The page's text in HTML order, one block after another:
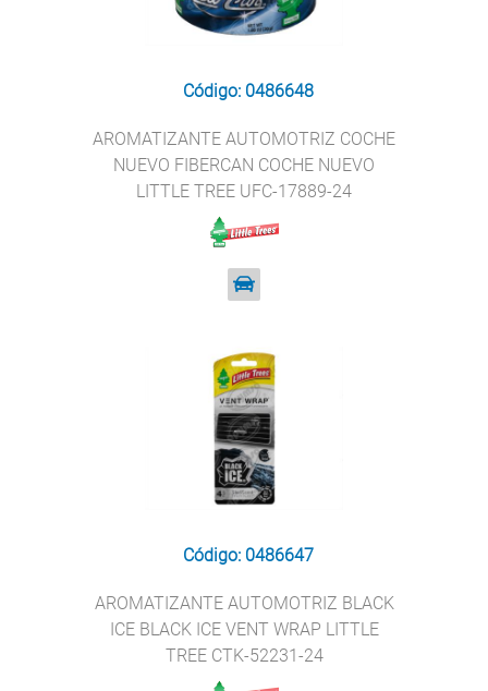
Código: 0486648
AROMATIZANTE AUTOMOTRIZ COCHE
NUEVO FIBERCAN COCHE NUEVO
LITTLE TREE UFC-17889-24
Código: 0486647
AROMATIZANTE AUTOMOTRIZ BLACK
ICE BLACK ICE VENT WRAP LITTLE
TREE CTK-52231-24